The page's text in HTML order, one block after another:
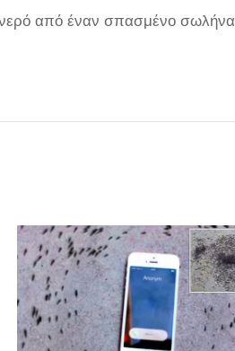
από έναν σπασμένο